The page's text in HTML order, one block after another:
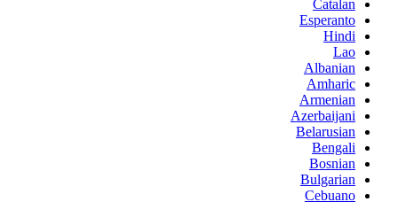
Catalan
Esperanto
Hindi
Lao
Albanian
Amharic
Armenian
Azerbaijani
Belarusian
Bengali
Bosnian
Bulgarian
Cebuano